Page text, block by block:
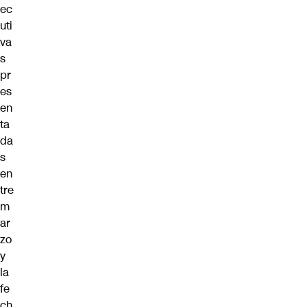
ec
uti
va
s
pr
es
en
ta
da
s
en
tre
m
ar
zo
y
la
fe